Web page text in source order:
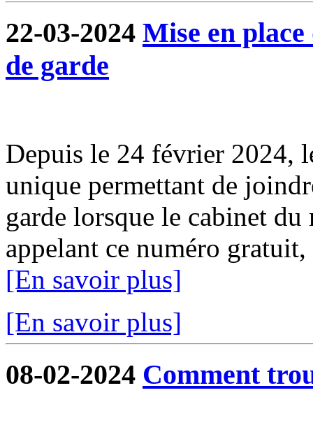
22-03-2024 Mise en
de garde
Depuis le 24 février 2024,
unique permettant de
garde lorsque le cabinet
appelant ce numéro
[En savoir plus]
[En savoir plus]
08-02-2024 Comment